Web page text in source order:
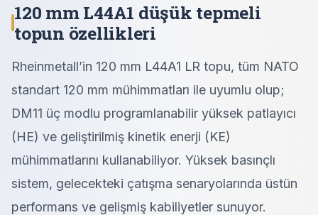
120 mm L44A1 düşük tepmeli
topun özellikleri
Rheinmetall’in 120 mm L44A1 LR topu, tüm NATO
standart 120 mm mühimmatları ile uyumlu olup;
DM11 üç modlu programlanabilir yüksek patlayıcı
(HE) ve geliştirilmiş kinetik enerji (KE)
mühimmatlarını kullanabiliyor. Yüksek basınçlı
sistem, gelecekteki çatışma senaryolarında üstün
performans ve gelişmiş kabiliyetler sunuyor.